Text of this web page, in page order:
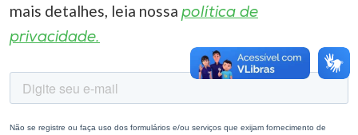
A+
mais detalhes, leia nossa política de
privacidade.